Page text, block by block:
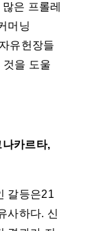
은 프롤레
머닝
유헌장들
것을 도울
카르타,
갈등은21
사하다. 신